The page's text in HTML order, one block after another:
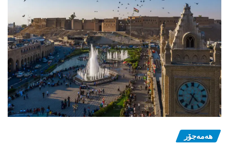
هەمەجۆر